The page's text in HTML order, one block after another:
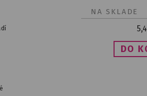
NA SKLADE